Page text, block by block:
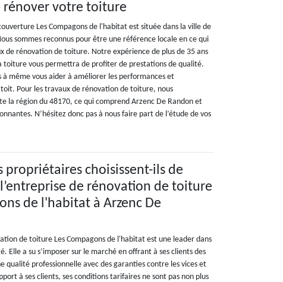
rénover votre toiture
Les Compagons de l'habitat est située dans la ville de
sommes reconnus pour être une référence locale en ce qui
de rénovation de toiture. Notre expérience de plus de 35 ans
toiture vous permettra de profiter de prestations de qualité.
à même vous aider à améliorer les performances et
Pour les travaux de rénovation de toiture, nous
la région du 48170, ce qui comprend Arzenc De Randon et
N’hésitez donc pas à nous faire part de l’étude de vos
propriétaires choisissent-ils de
l’entreprise de rénovation de toiture
de l'habitat à Arzenc De
de toiture Les Compagons de l'habitat est une leader dans
Elle a su s’imposer sur le marché en offrant à ses clients des
qualité professionnelle avec des garanties contre les vices et
à ses clients, ses conditions tarifaires ne sont pas non plus